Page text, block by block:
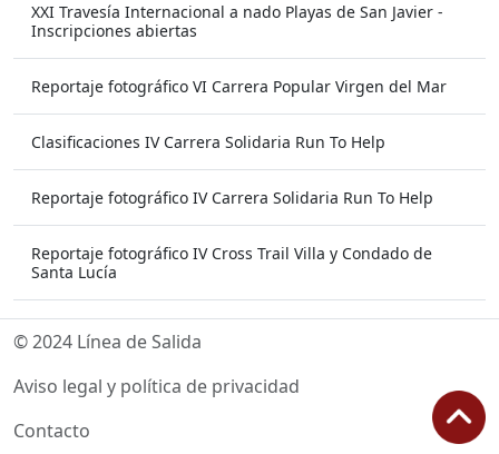
XXI Travesía Internacional a nado Playas de San Javier -
Inscripciones abiertas
Reportaje fotográfico VI Carrera Popular Virgen del Mar
Clasificaciones IV Carrera Solidaria Run To Help
Reportaje fotográfico IV Carrera Solidaria Run To Help
Reportaje fotográfico IV Cross Trail Villa y Condado de
Santa Lucía
© 2024 Línea de Salida
Aviso legal y política de privacidad
Contacto